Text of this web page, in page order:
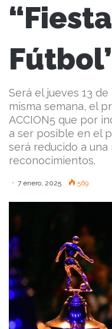
Será el jueves 13
misma semana, el
ACCION5 que por
a ser posible en el
será reducido a
reconocimientos.
7 enero, 2025 569